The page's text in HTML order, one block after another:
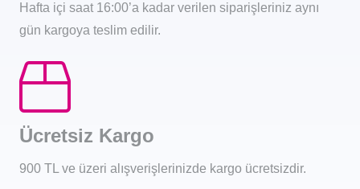
Hafta içi saat 16:00’a kadar verilen siparişleriniz aynı
gün kargoya teslim edilir.
Ücretsiz Kargo
900 TL ve üzeri alışverişlerinizde kargo ücretsizdir.